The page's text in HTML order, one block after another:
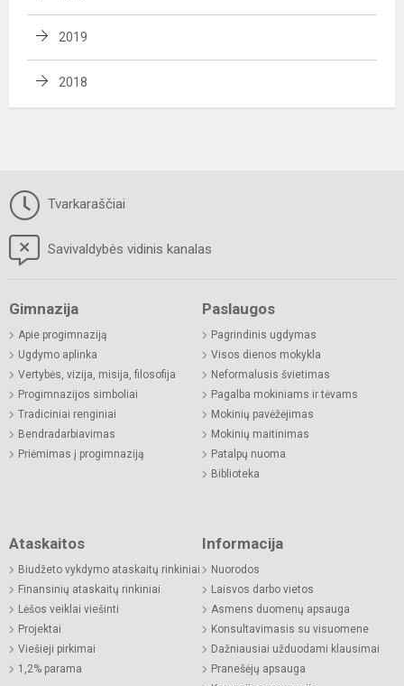
2019
2018
Tvarkaraščiai
Savivaldybės vidinis kanalas
Gimnazija
Apie progimnaziją
Ugdymo aplinka
Vertybės, vizija, misija, filosofija
Progimnazijos simboliai
Tradiciniai renginiai
Bendradarbiavimas
Priėmimas į progimnaziją
Paslaugos
Pagrindinis ugdymas
Visos dienos mokykla
Neformalusis švietimas
Pagalba mokiniams ir tėvams
Mokinių pavėžėjimas
Mokinių maitinimas
Patalpų nuoma
Biblioteka
Ataskaitos
Biudžeto vykdymo ataskaitų rinkiniai
Finansinių ataskaitų rinkiniai
Lėšos veiklai viešinti
Projektai
Viešieji pirkimai
1,2% parama
Informacija
Nuorodos
Laisvos darbo vietos
Asmens duomenų apsauga
Konsultavimasis su visuomene
Dažniausiai užduodami klausimai
Pranešėjų apsauga